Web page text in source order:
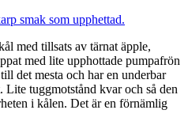
med tillsats av tärnat äpple,
med lite upphottade pumpafrön
det mesta och har en underbar
Lite tuggmotstånd kvar och så den
i kålen. Det är en förnämlig